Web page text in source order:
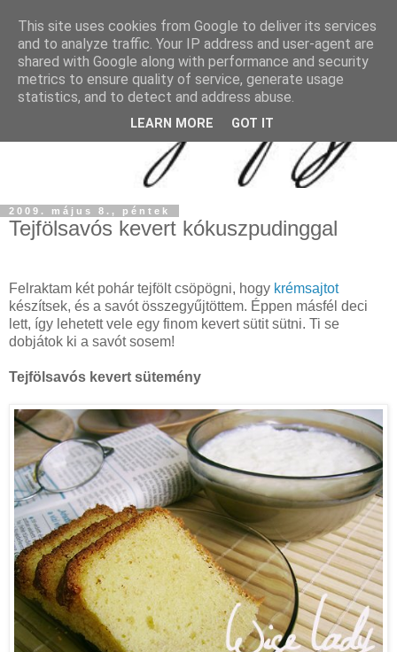
2009. május 8., péntek
Tejfölsavós kevert kókuszpudinggal
Felraktam két pohár tejfölt csöpögni, hogy krémsajtot
készítsek, és a savót összegyűjtöttem. Éppen másfél deci
lett, így lehetett vele egy finom kevert sütit sütni. Ti se
dobjátok ki a savót sosem!
Tejfölsavós kevert sütemény
This site uses cookies from Google to deliver its services
and to analyze traffic. Your IP address and user-agent are
shared with Google along with performance and security
metrics to ensure quality of service, generate usage
statistics, and to detect and address abuse.
LEARN MORE GOT IT